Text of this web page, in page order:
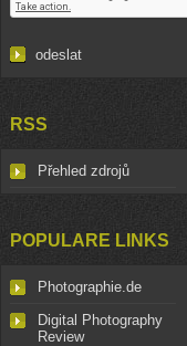
RSS
Přehled zdrojů
POPULARE LINKS
Photographie.de
Digital Photography
Review